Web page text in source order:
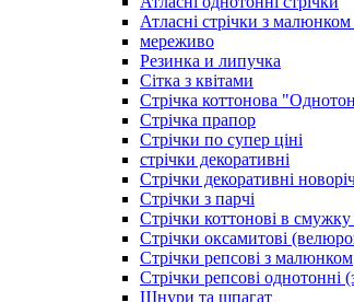
Атласні стрічки з
мереживо
Резинка и липучка
Сітка з квітами
Стрічка коттонова
Стрічка прапор
Стрічки по супер ціні
стрічки декоративні
Стрічки декоративні
Стрічки з парчі
Стрічки коттонові в смужку
Стрічки оксамитові
Стрічки репсові з малюнком
Стрічки репсові однотонні
Шнури та шпагат